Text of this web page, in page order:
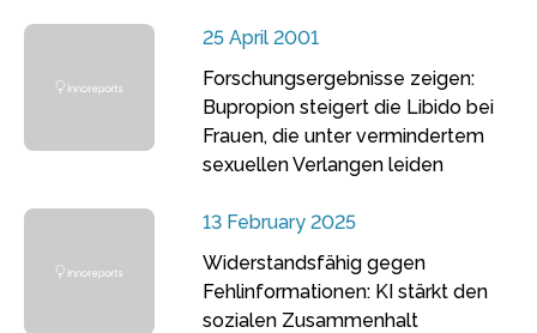
25 April 2001
Forschungsergebnisse zeigen:
Bupropion steigert die Libido bei
Frauen, die unter vermindertem
sexuellen Verlangen leiden
13 February 2025
Widerstandsfähig gegen
Fehlinformationen: KI stärkt den
sozialen Zusammenhalt